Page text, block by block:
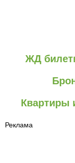
ЖД
Квартиры
Реклама